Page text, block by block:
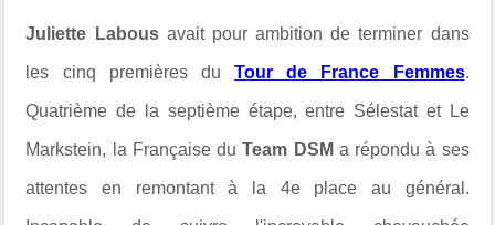
Juliette Labousavait pour ambition de terminer dans
les cinq premières duTour de France Femmes.
Quatrième de la septième étape, entre Sélestat et Le
Markstein, la Française duTeam DSM a répondu à ses
attentes en remontant à la 4e place au général.